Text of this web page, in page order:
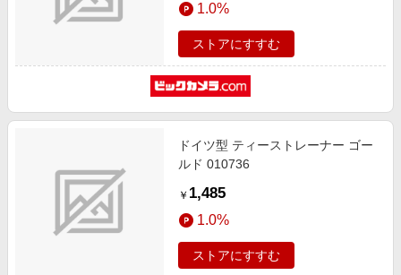
1.0%
ストアにすすむ
ドイツ型 ティーストレーナー ゴー
ルド 010736
￥ 1,485
1.0%
ストアにすすむ